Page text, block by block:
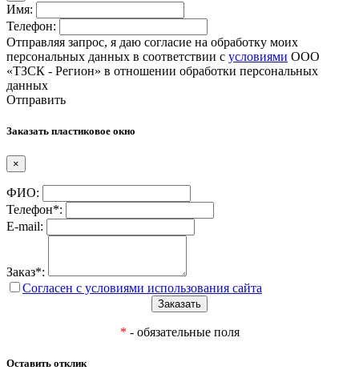
Имя:
Телефон:
Отправляя запрос, я даю согласие на обработку моих
персональных данных в соответствии с условиями ООО
«ТЗСК - Регион» в отношении обработки персональных
данных
Отправить
Заказать пластиковое окно
×
ФИО:
Телефон*:
E-mail:
Заказ*:
Согласен с условиями использования сайта
* - обязательные поля
Оставить отклик